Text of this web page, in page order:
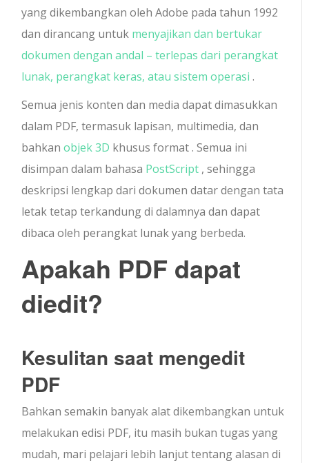
yang dikembangkan oleh Adobe pada tahun 1992
dan dirancang untuk menyajikan dan bertukar
dokumen dengan andal – terlepas dari perangkat
lunak, perangkat keras, atau sistem operasi .
Semua jenis konten dan media dapat dimasukkan
dalam PDF, termasuk lapisan, multimedia, dan
bahkanobjek 3D khusus format . Semua ini
disimpan dalam bahasa PostScript , sehingga
deskripsi lengkap dari dokumen datar dengan tata
letak tetap terkandung di dalamnya dan dapat
dibaca oleh perangkat lunak yang berbeda.
Apakah PDF dapat
diedit?
Kesulitan saat mengedit
PDF
Bahkan semakin banyak alat dikembangkan untuk
melakukan edisi PDF, itu masih bukan tugas yang
mudah, mari pelajari lebih lanjut tentang alasan di